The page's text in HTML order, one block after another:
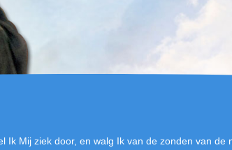
Ik Mij ziek door, en walg Ik van de zonden van de